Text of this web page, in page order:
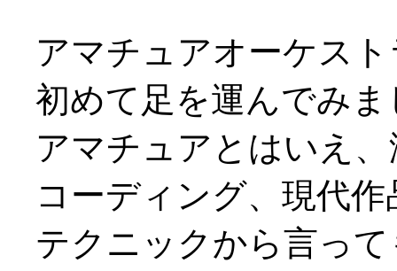
アマチュアオーケス
初めて足を運んでみま
アマチュアとはいえ
コーディング、現代
テクニックから言っ